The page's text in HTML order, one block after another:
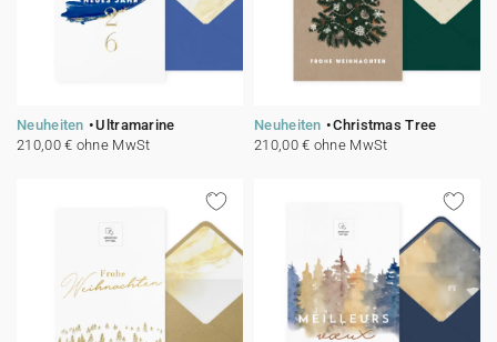
Neuheiten
Ultramarine
210,00 € ohne MwSt
Neuheiten
Christmas Tree
210,00 € ohne MwSt